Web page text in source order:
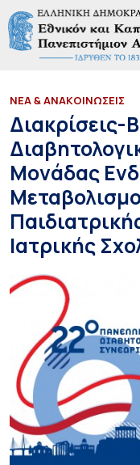
ΝΕΑ & ΑΝΑΚΟΙΝΩΣΕΙΣ
Διακρίσεις-
Μονάδας
Ιατρικής